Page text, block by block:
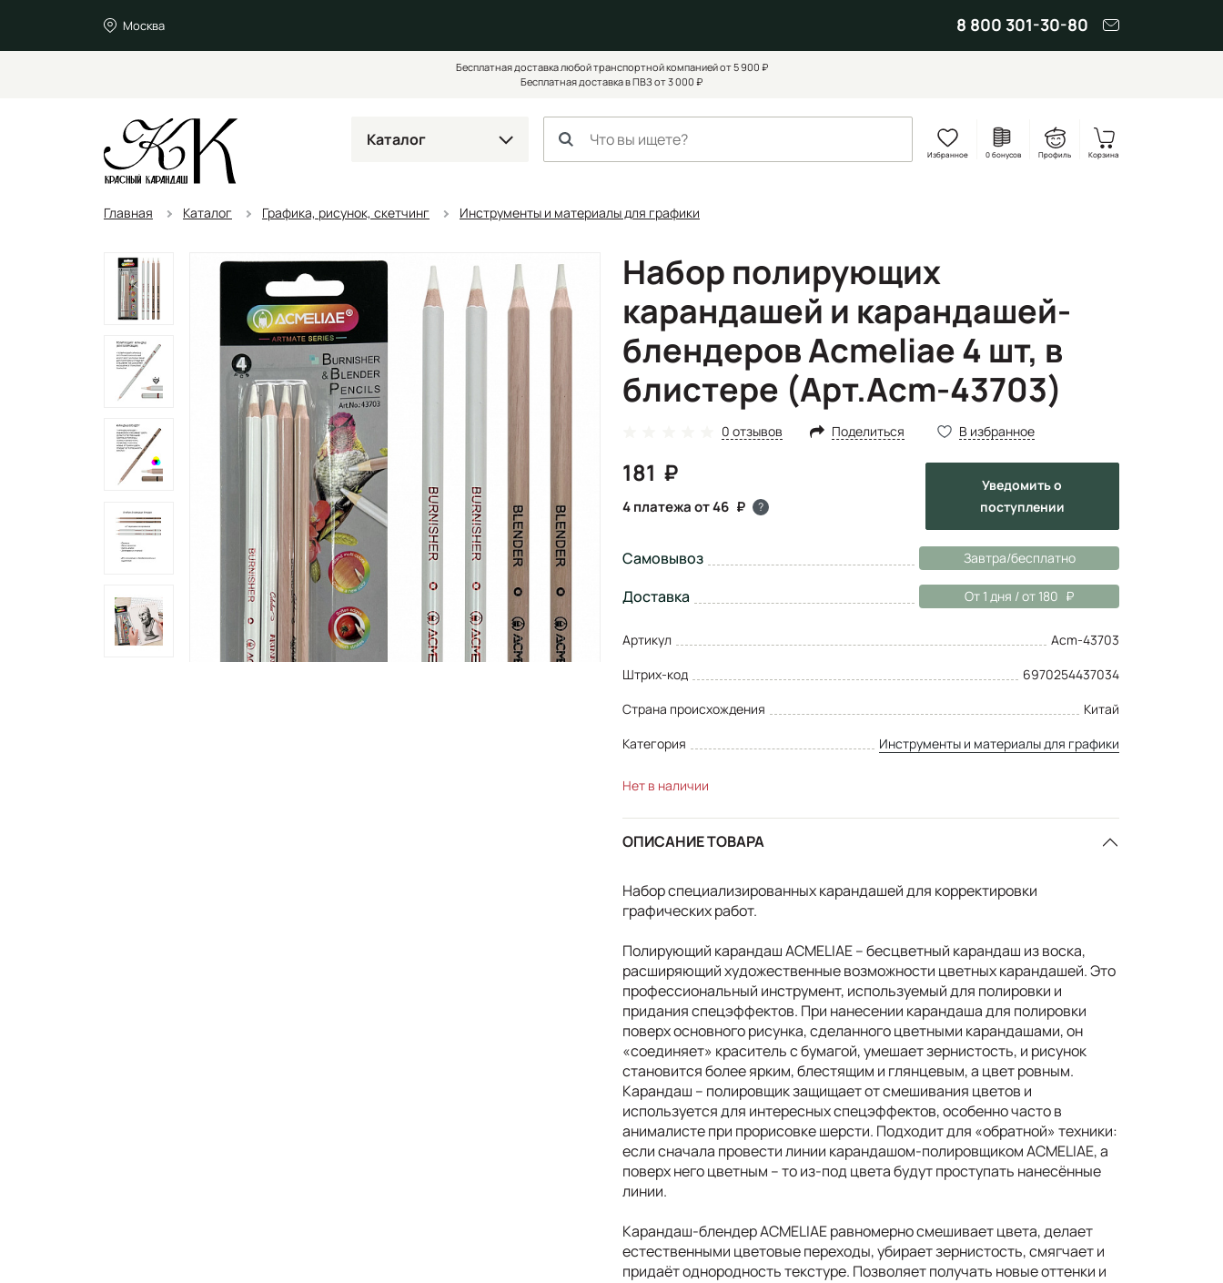
Москва 8 800 301-30-80
Бесплатная доставка любой транспортной компанией от 5 900 ₽
Бесплатная доставка в ПВЗ от 3 000 ₽
Каталог
Избранное 0 бонусов Профиль Корзина
Главная Каталог Графика, рисунок, скетчинг Инструменты и материалы для графики
Набор полирующих
карандашей и карандашей-
блендеров Acmeliae 4 шт, в
блистере (Арт.Acm-43703)
0 отзывов Поделиться В избранное
181
4 платежа от 46 ?
Уведомитьо
поступлении
Самовывоз Завтра/бесплатно
Доставка От 1 дня / от 180
Артикул
Acm-43703
Штрих-код
6970254437034
Страна происхождения
Китай
Категория
Инструменты и материалы для графики
Нет в наличии
ОПИСАНИЕ ТОВАРА
Набор специализированных карандашей для корректировки
графических работ.
Полирующий карандаш ACMELIAE – бесцветный карандаш из воска,
расширяющий художественные возможности цветных карандашей. Это
профессиональный инструмент, используемый для полировки и
придания спецэффектов. При нанесении карандаша для полировки
поверх основного рисунка, сделанного цветными карандашами, он
«соединяет» краситель с бумагой, умешает зернистость, и рисунок
становится более ярким, блестящим и глянцевым, а цвет ровным.
Карандаш – полировщик защищает от смешивания цветов и
используется для интересных спецэффектов, особенно часто в
анималисте при прорисовке шерсти. Подходит для «обратной» техники:
если сначала провести линии карандашом-полировщиком ACMELIAE, а
поверх него цветным – то из-под цвета будут проступать нанесённые
линии.
Карандаш-блендер ACMELIAE равномерно смешивает цвета, делает
естественными цветовые переходы, убирает зернистость, смягчает и
придаёт однородность текстуре. Позволяет получать новые оттенки и